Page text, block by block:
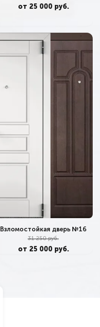
от 25 000 руб.
Взломостойкая дверь №16
31 250 руб.
от 25 000 руб.